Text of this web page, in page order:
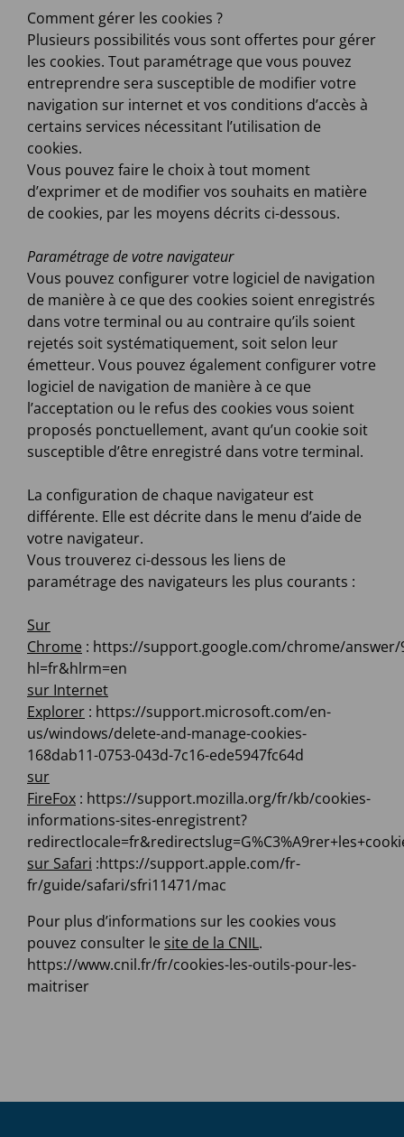
Comment gérer les cookies ?
Plusieurs possibilités vous sont offertes pour gérer
les cookies. Tout paramétrage que vous pouvez
entreprendre sera susceptible de modifier votre
navigation sur internet et vos conditions d’accès à
certains services nécessitant l’utilisation de
cookies.
Vous pouvez faire le choix à tout moment
d’exprimer et de modifier vos souhaits en matière
de cookies, par les moyens décrits ci-dessous.
Paramétrage de votre navigateur
Vous pouvez configurer votre logiciel de navigation
de manière à ce que des cookies soient enregistrés
dans votre terminal ou au contraire qu’ils soient
rejetés soit systématiquement, soit selon leur
émetteur. Vous pouvez également configurer votre
logiciel de navigation de manière à ce que
l’acceptation ou le refus des cookies vous soient
proposés ponctuellement, avant qu’un cookie soit
susceptible d’être enregistré dans votre terminal.
La configuration de chaque navigateur est
différente. Elle est décrite dans le menu d’aide de
votre navigateur.
Vous trouverez ci-dessous les liens de
paramétrage des navigateurs les plus courants :
Sur
Chrome : https://support.google.com/chrome/answer/
hl=fr&hlrm=en
sur Internet
Explorer : https://support.microsoft.com/en-
us/windows/delete-and-manage-cookies-
168dab11-0753-043d-7c16-ede5947fc64d
sur
FireFox : https://support.mozilla.org/fr/kb/cookies-
informations-sites-enregistrent?
sur Safari :https://support.apple.com/fr-
fr/guide/safari/sfri11471/mac
Pour plus d’informations sur les cookies vous
pouvez consulter le site de la CNIL.
https://www.cnil.fr/fr/cookies-les-outils-pour-les-
maitriser